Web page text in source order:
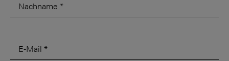
Nachname *
E-Mail *